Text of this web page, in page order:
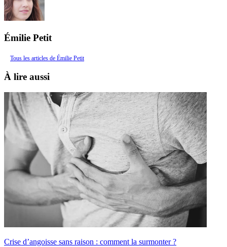
Émilie Petit
Tous les articles de Émilie Petit
À lire aussi
Crise d’angoisse sans raison : comment la surmonter ?